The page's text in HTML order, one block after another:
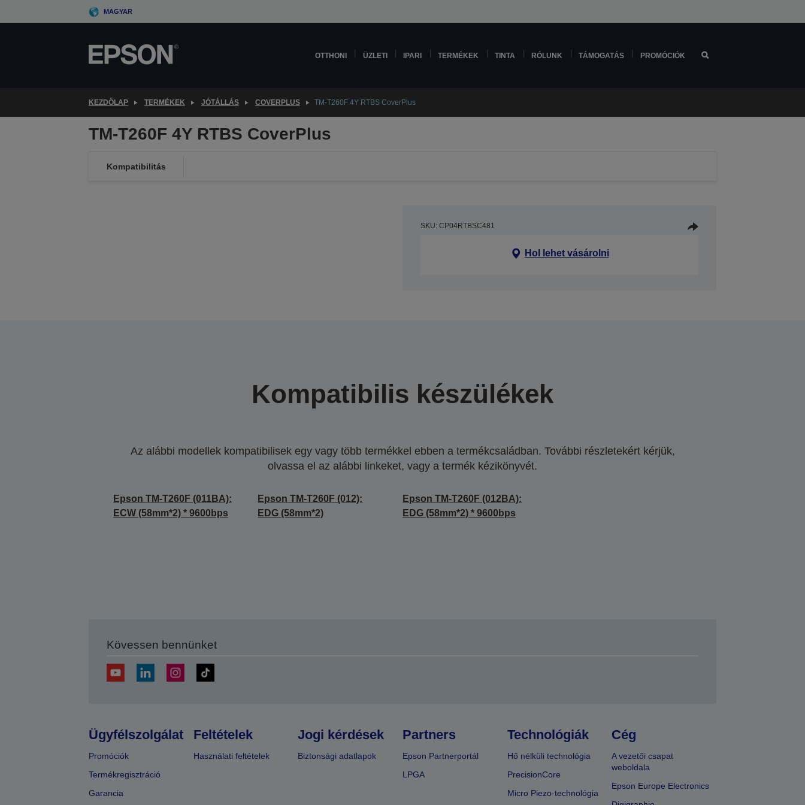
to
MAGYAR
OTTHONI ÜZLETI IPARI TERMÉKEK TINTA RÓLUNK TÁMOGATÁS PROMÓCIÓK
KEZDŐLAP TERMÉKEK JÓTÁLLÁS COVERPLUS TM-T260F 4Y RTBS CoverPlus
TM-T260F 4Y RTBS CoverPlus
Kompatibilitás
SKU: CP04RTBSC481
Hol lehet vásárolni
Kompatibilis készülékek
Az alábbi modellek kompatibilisek egy vagy több termékkel ebben a termékcsaládban. További részletekért kérjük,
olvassa el az alábbi linkeket, vagy a termék kézikönyvét.
Epson TM-T260F (011BA):
ECW (58mm*2) * 9600bps
Epson TM-T260F (012):
EDG (58mm*2)
Epson TM-T260F (012BA):
EDG (58mm*2) * 9600bps
Kövessen bennünket
Ügyfélszolgálat
Promóciók
Termékregisztráció
Garancia
Feltételek
Használati feltételek
Jogi kérdések
Biztonsági adatlapok
Partners
Epson Partnerportál
LPGA
Technológiák
Hő nélküli technológia
PrecisionCore
Micro Piezo-technológia
Cég
A vezetői csapat
weboldala
Epson Europe Electronics